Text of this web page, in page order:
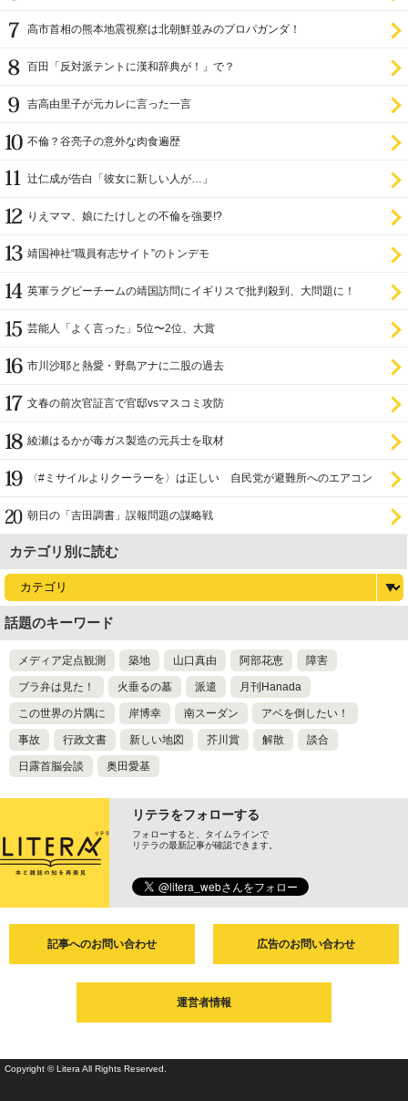
高市首相の熊本地震視察は北朝鮮並みのプロパガンダ！
百田「反対派テントに漢和辞典が！」で？
吉高由里子が元カレに言った一言
不倫？谷亮子の意外な肉食遍歴
辻仁成が告白「彼女に新しい人が…」
りえママ、娘にたけしとの不倫を強要!?
靖国神社“職員有志サイト”のトンデモ
英軍ラグビーチームの靖国訪問にイギリスで批判殺到、大問題に！
芸能人「よく言った」5位〜2位、大賞
市川沙耶と熱愛・野島アナに二股の過去
文春の前次官証言で官邸vsマスコミ攻防
綾瀬はるかが毒ガス製造の元兵士を取材
〈#ミサイルよりクーラーを〉は正しい 自民党が避難所へのエアコン
朝日の「吉田調書」誤報問題の謀略戦
カテゴリ別に読む
話題のキーワード
メディア定点観測 築地 山口真由 阿部花恵 障害
ブラ弁は見た！ 火垂るの墓 派遣 月刊Hanada
この世界の片隅に 岸博幸 南スーダン アベを倒したい！
事故 行政文書 新しい地図 芥川賞 解散 談合
日露首脳会談 奥田愛基
リテラをフォローする
フォローすると、タイムラインで
リテラの最新記事が確認できます。
記事へのお問い合わせ 広告のお問い合わせ
運営者情報
Copyright © Litera All Rights Reserved.